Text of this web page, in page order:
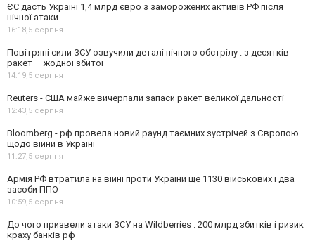
ЄС дасть Україні 1,4 млрд євро з заморожених активів РФ після
нічної атаки
16:18,5 серпня
Повітряні сили ЗСУ озвучили деталі нічного обстрілу : з десятків
ракет – жодної збитої
14:19,5 серпня
Reuters - США майже вичерпали запаси ракет великої дальності
12:43,5 серпня
Bloomberg - рф провела новий раунд таємних зустрічей з Європою
щодо війни в Україні
11:27,5 серпня
Армія РФ втратила на війні проти України ще 1130 військових і два
засоби ППО
10:59,5 серпня
До чого призвели атаки ЗСУ на Wildberries . 200 млрд збитків і ризик
краху банків рф